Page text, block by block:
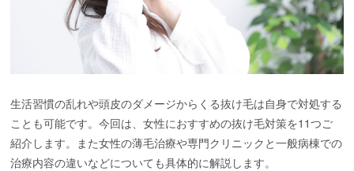
生活習慣の乱れや頭皮のダメージからくる抜け毛は自身で対処する
ことも可能です。今回は、女性におすすめの抜け毛対策を11つご
紹介します。また女性の薄毛治療や専門クリニックと一般病棟での
治療内容の違いなどについても具体的に解説します。